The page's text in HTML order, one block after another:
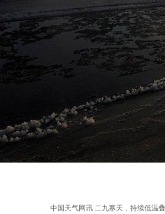
中国天气网讯 二九寒天，持续低温